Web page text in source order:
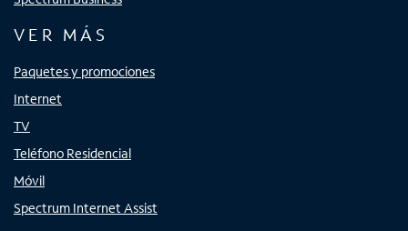
VER MÁS
Paquetes y promociones
Internet
TV
Teléfono Residencial
Móvil
Spectrum Internet Assist